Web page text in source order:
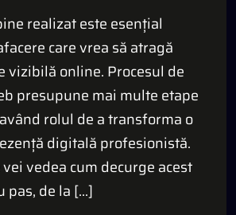
realizat este esențial
care vrea să atragă
vizibilă online. Procesul de
presupune mai multe etape
rolul de a transforma o
digitală profesionistă.
vedea cum decurge acest
pas, de la […]